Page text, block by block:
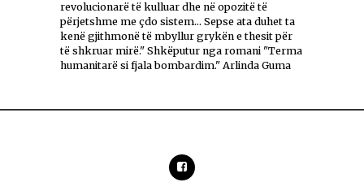
revolucionarë të kulluar dhe në opozitë të
përjetshme me çdo sistem... Sepse ata duhet ta
kenë gjithmonë të mbyllur grykën e thesit për
të shkruar mirë." Shkëputur nga romani "Terma
humanitarë si fjala bombardim." Arlinda Guma